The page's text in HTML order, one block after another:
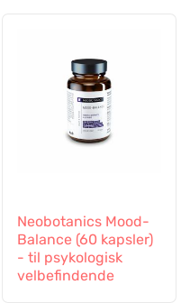
Neobotanics Mood-
Balance (60 kapsler)
- til psykologisk
velbefindende